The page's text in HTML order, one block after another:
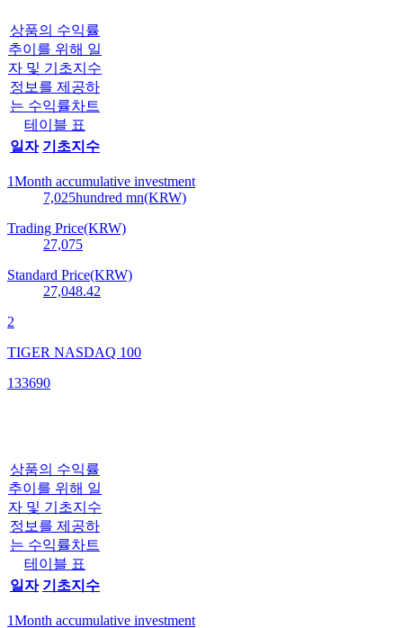
상품의 수익률
추이를 위해 일
자 및 기초지수
정보를 제공하
는 수익률차트
테이블 표
일자 기초지수
1Month accumulative investment
7,025hundred mn(KRW)
Trading Price(KRW)
27,075
Standard Price(KRW)
27,048.42
2
TIGER NASDAQ 100
133690
상품의 수익률
추이를 위해 일
자 및 기초지수
정보를 제공하
는 수익률차트
테이블 표
일자 기초지수
1Month accumulative investment